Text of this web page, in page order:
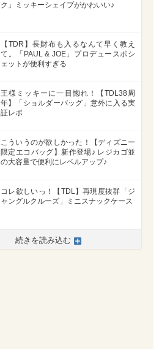
ク」ミッキーシェイプがかわいい♪
【TDR】長財布も入るなんて早く教え
て。「PAUL & JOE」プロデュースポシ
ェットが便利すぎる
王様ミッキーに一目惚れ！【TDL38周
年】「ショルダーバッグ」意外に入る実
証レポ
こういうのが欲しかった！【ディズニー
限定エコバッグ】新作登場♪ レジカゴ並
の大容量で便利にレベルアップ♪
コレ欲しいっ！【TDL】再現度抜群「ジ
ャングルクルーズ」ミニスナックケース
続きを読み込む